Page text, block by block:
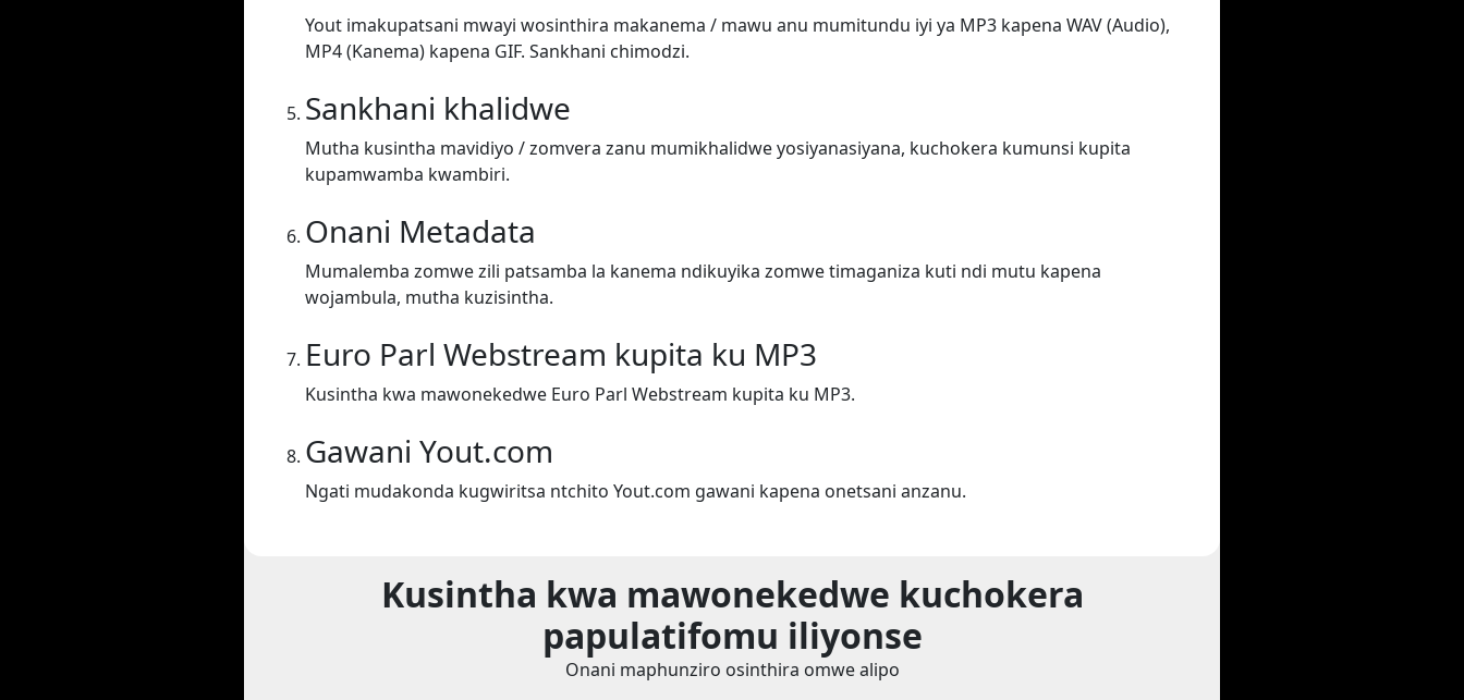
Yout imakupatsani mwayi wosinthira makanema / mawu anu mumitundu iyi ya MP3 kapena WAV (Audio),
MP4 (Kanema) kapena GIF. Sankhani chimodzi.
Sankhani khalidwe
Mutha kusintha mavidiyo / zomvera zanu mumikhalidwe yosiyanasiyana, kuchokera kumunsi kupita
kupamwamba kwambiri.
Onani Metadata
Mumalemba zomwe zili patsamba la kanema ndikuyika zomwe timaganiza kuti ndi mutu kapena
wojambula, mutha kuzisintha.
Euro Parl Webstream kupita ku MP3
Kusintha kwa mawonekedwe Euro Parl Webstream kupita ku MP3.
Gawani Yout.com
Ngati mudakonda kugwiritsa ntchito Yout.com gawani kapena onetsani anzanu.
Kusintha kwa mawonekedwe kuchokera
papulatifomu iliyonse
Onani maphunziro osinthira omwe alipo